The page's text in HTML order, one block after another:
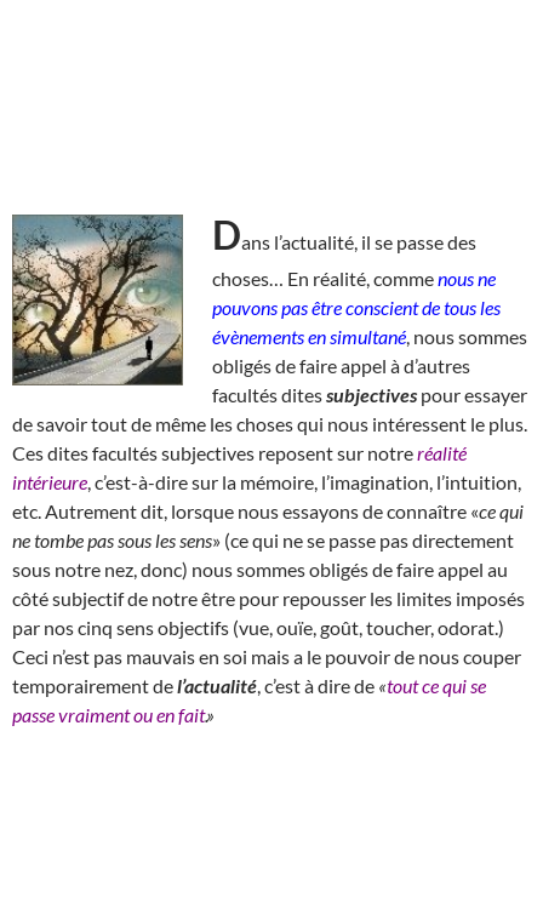
Dans l’actualité, il se passe des
choses… En réalité, commenous ne
pouvons pas être conscient de tous les
évènements en simultané , nous sommes
obligés de faire appel à d’autres
facultés ditessubjectives pour essayer
de savoir tout de même les choses qui nous intéressent le plus.
Ces dites facultés subjectives reposent sur notreréalité
intérieure , c’est-à-dire sur la mémoire, l’imagination, l’intuition,
etc. Autrement dit, lorsque nous essayons de connaître «ce qui
ne tombe pas sous les sens» (ce qui ne se passe pas directement
sous notre nez, donc) nous sommes obligés de faire appel au
côté subjectif de notre être pour repousser les limites imposés
par nos cinq sens objectifs (vue, ouïe, goût, toucher, odorat.)
Ceci n’est pas mauvais en soi mais a le pouvoir de nous couper
temporairement del’actualité , c’est à dire de «tout ce qui se
passe vraiment ou en fait.»